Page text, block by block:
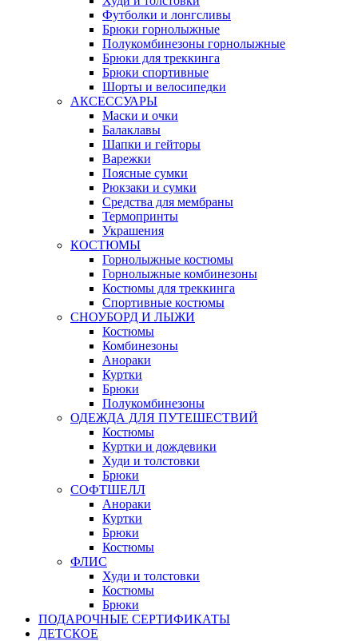
Футболки и лонгсливы
Брюки горнолыжные
Полукомбинезоны горнолыжные
Брюки для треккинга
Брюки спортивные
Шорты и велосипедки
АКСЕССУАРЫ
Маски и очки
Балаклавы
Шапки и гейторы
Варежки
Поясные сумки
Рюкзаки и сумки
Средства для мембраны
Термопринты
Украшения
КОСТЮМЫ
Горнолыжные костюмы
Горнолыжные комбинезоны
Костюмы для треккинга
Спортивные костюмы
СНОУБОРД И ЛЫЖИ
Костюмы
Комбинезоны
Анораки
Куртки
Брюки
Полукомбинезоны
ОДЕЖДА ДЛЯ ПУТЕШЕСТВИЙ
Костюмы
Куртки и дождевики
Худи и толстовки
Брюки
СОФТШЕЛЛ
Анораки
Куртки
Брюки
Костюмы
ФЛИС
Худи и толстовки
Костюмы
Брюки
ПОДАРОЧНЫЕ СЕРТИФИКАТЫ
ДЕТСКОЕ